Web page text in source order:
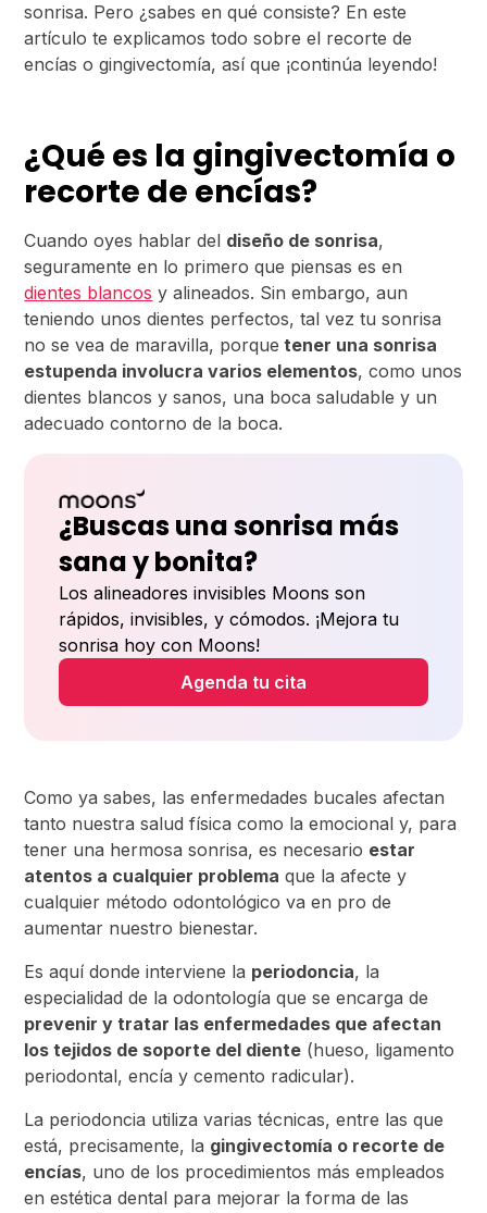
sonrisa. Pero ¿sabes en qué consiste? En este
artículo te explicamos todo sobre el recorte de
encías o gingivectomía, así que ¡continúa leyendo!
¿Qué es la gingivectomía o
recorte de encías?
Cuando oyes hablar del diseño de sonrisa,
seguramente en lo primero que piensas es en
dientes blancos y alineados. Sin embargo, aun
teniendo unos dientes perfectos, tal vez tu sonrisa
no se vea de maravilla, porque tener una sonrisa
estupenda involucra varios elementos, como unos
dientes blancos y sanos, una boca saludable y un
adecuado contorno de la boca.
¿Buscas una sonrisa más
sana y bonita?
Los alineadores invisibles Moons son
rápidos, invisibles, y cómodos. ¡Mejora tu
sonrisa hoy con Moons!
Agenda tu cita
Como ya sabes, las enfermedades bucales afectan
tanto nuestra salud física como la emocional y, para
tener una hermosa sonrisa, es necesario estar
atentos a cualquier problema que la afecte y
cualquier método odontológico va en pro de
aumentar nuestro bienestar.
Es aquí donde interviene la periodoncia, la
especialidad de la odontología que se encarga de
prevenir y tratar las enfermedades que afectan
los tejidos de soporte del diente (hueso, ligamento
periodontal, encía y cemento radicular).
La periodoncia utiliza varias técnicas, entre las que
está, precisamente, la gingivectomía o recorte de
encías, uno de los procedimientos más empleados
en estética dental para mejorar la forma de las